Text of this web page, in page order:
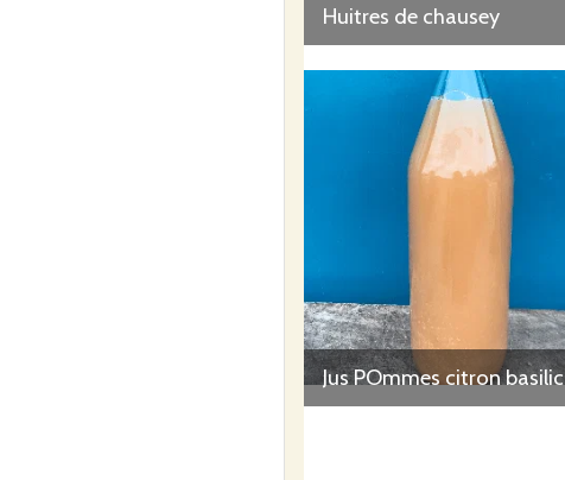
Huitres de chausey
Jus POmmes citron basilic